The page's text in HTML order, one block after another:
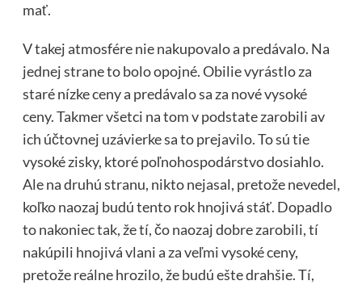
mať.
V takej atmosfére nie nakupovalo a predávalo. Na
jednej strane to bolo opojné. Obilie vyrástlo za
staré nízke ceny a predávalo sa za nové vysoké
ceny. Takmer všetci na tom v podstate zarobili av
ich účtovnej uzávierke sa to prejavilo. To sú tie
vysoké zisky, ktoré poľnohospodárstvo dosiahlo.
Ale na druhú stranu, nikto nejasal, pretože nevedel,
koľko naozaj budú tento rok hnojivá stáť. Dopadlo
to nakoniec tak, že tí, čo naozaj dobre zarobili, tí
nakúpili hnojivá vlani a za veľmi vysoké ceny,
pretože reálne hrozilo, že budú ešte drahšie. Tí,